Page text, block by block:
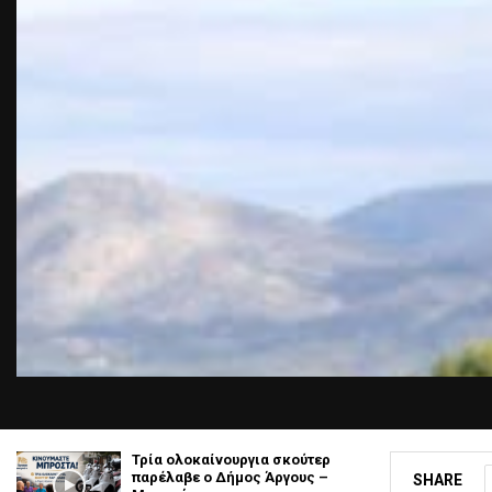
SHARE
Τρία ολοκαίνουργια σκούτερ
παρέλαβε o Δήμος Άργους –